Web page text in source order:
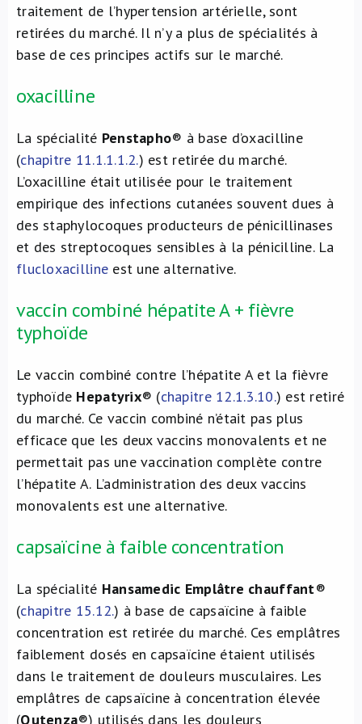
traitement de l’hypertension artérielle, sont
retirées du marché. Il n’y a plus de spécialités à
base de ces principes actifs sur le marché.
oxacilline
La spécialité Penstapho® à base d’oxacilline
(chapitre 11.1.1.1.2.) est retirée du marché.
L’oxacilline était utilisée pour le traitement
empirique des infections cutanées souvent dues à
des staphylocoques producteurs de pénicillinases
et des streptocoques sensibles à la pénicilline. La
flucloxacilline est une alternative.
vaccin combiné hépatite A + fièvre
typhoïde
Le vaccin combiné contre l’hépatite A et la fièvre
typhoïde Hepatyrix® (chapitre 12.1.3.10.) est retiré
du marché. Ce vaccin combiné n’était pas plus
efficace que les deux vaccins monovalents et ne
permettait pas une vaccination complète contre
l’hépatite A. L’administration des deux vaccins
monovalents est une alternative.
capsaïcine à faible concentration
La spécialité Hansamedic Emplâtre chauffant®
(chapitre 15.12.) à base de capsaïcine à faible
concentration est retirée du marché. Ces emplâtres
faiblement dosés en capsaïcine étaient utilisés
dans le traitement de douleurs musculaires. Les
emplâtres de capsaïcine à concentration élevée
(Qutenza®) utilisés dans les douleurs